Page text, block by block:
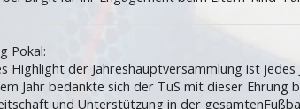
Pokal:
Highlight der Jahreshauptversammlung ist
Jahr bedankte sich der TuS mit dieser Ehrung
und Unterstützung in der